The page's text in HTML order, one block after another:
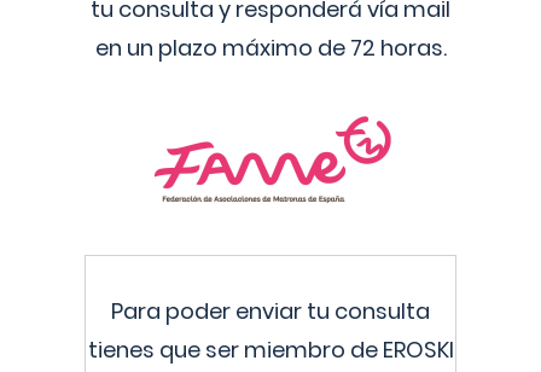
tu consulta y responderá vía mail
en un plazo máximo de 72 horas.
Para poder enviar tu consulta
tienes que ser miembro de EROSKI